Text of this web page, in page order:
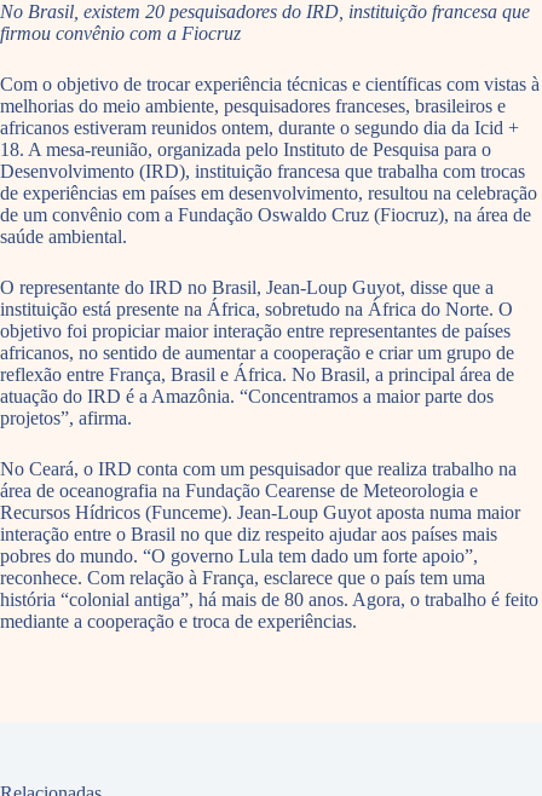
No Brasil, existem 20 pesquisadores do IRD, instituição francesa que
firmou convênio com a Fiocruz
Com o objetivo de trocar experiência técnicas e científicas com vistas à
melhorias do meio ambiente, pesquisadores franceses, brasileiros e
africanos estiveram reunidos ontem, durante o segundo dia da Icid +
18. A mesa-reunião, organizada pelo Instituto de Pesquisa para o
Desenvolvimento (IRD), instituição francesa que trabalha com trocas
de experiências em países em desenvolvimento, resultou na celebração
de um convênio com a Fundação Oswaldo Cruz (Fiocruz), na área de
saúde ambiental.
O representante do IRD no Brasil, Jean-Loup Guyot, disse que a
instituição está presente na África, sobretudo na África do Norte. O
objetivo foi propiciar maior interação entre representantes de países
africanos, no sentido de aumentar a cooperação e criar um grupo de
reflexão entre França, Brasil e África. No Brasil, a principal área de
atuação do IRD é a Amazônia. “Concentramos a maior parte dos
projetos”, afirma.
No Ceará, o IRD conta com um pesquisador que realiza trabalho na
área de oceanografia na Fundação Cearense de Meteorologia e
Recursos Hídricos (Funceme). Jean-Loup Guyot aposta numa maior
interação entre o Brasil no que diz respeito ajudar aos países mais
pobres do mundo. “O governo Lula tem dado um forte apoio”,
reconhece. Com relação à França, esclarece que o país tem uma
história “colonial antiga”, há mais de 80 anos. Agora, o trabalho é feito
mediante a cooperação e troca de experiências.